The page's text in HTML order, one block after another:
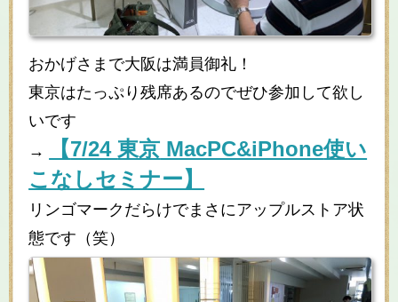
おかげさまで大阪は満員御礼！
東京はたっぷり残席あるのでぜひ参加して欲し
いです
→
【7/24 東京 MacPC&iPhone使い
こなしセミナー】
リンゴマークだらけでまさにアップルストア状
態です（笑）